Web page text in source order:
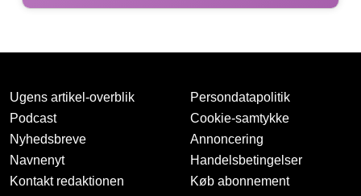
Tak for oprettelsen
Ugens artikel-overblik
Podcast
Nyhedsbreve
Navnenyt
Kontakt redaktionen
Persondatapolitik
Cookie-samtykke
Annoncering
Handelsbetingelser
Køb abonnement